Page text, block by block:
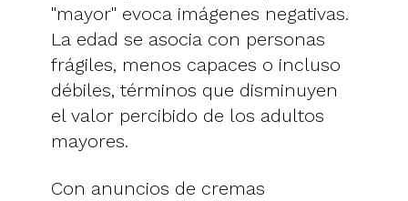
"mayor" evoca imágenes negativas.
La edad se asocia con personas
frágiles, menos capaces o incluso
débiles, términos que disminuyen
el valor percibido de los adultos
mayores.
Con anuncios de cremas